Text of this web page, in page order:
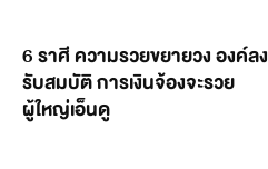
6 ราศี ความรวยขยายวง องค์ลง
รับสมบัติ การเงินจ้องจะรวย
ผู้ใหญ่เอ็นดู